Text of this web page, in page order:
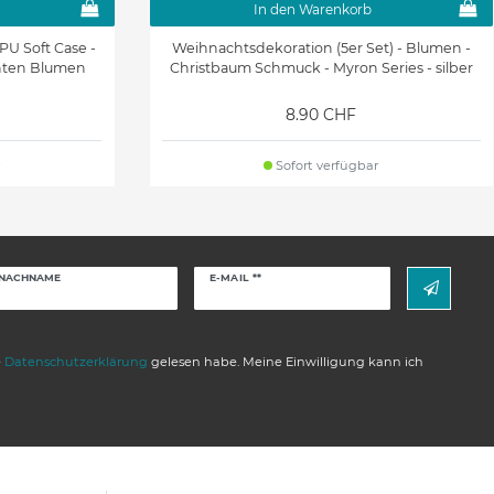
Soft Case -
Blumen
In den Warenkorb
Weihnachtsdekoration (5er Set) - Blumen -
Christbaum Schmuck - Myron Series - silber
8.90 CHF
Sofort verfügbar
E-MAIL **
Newsletter
Daten­schutz­erklärung gelesen habe. Meine Einwilligung kann ich